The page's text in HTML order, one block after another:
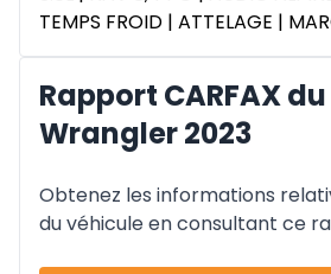
TEMPS FROID | ATTELAGE |
Rapport CARFAX
Wrangler 2023
Obtenez les informations
du véhicule en consultant ce